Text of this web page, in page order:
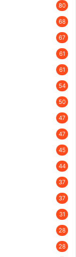
80
68
67
61
61
54
50
47
47
45
44
37
37
31
28
28